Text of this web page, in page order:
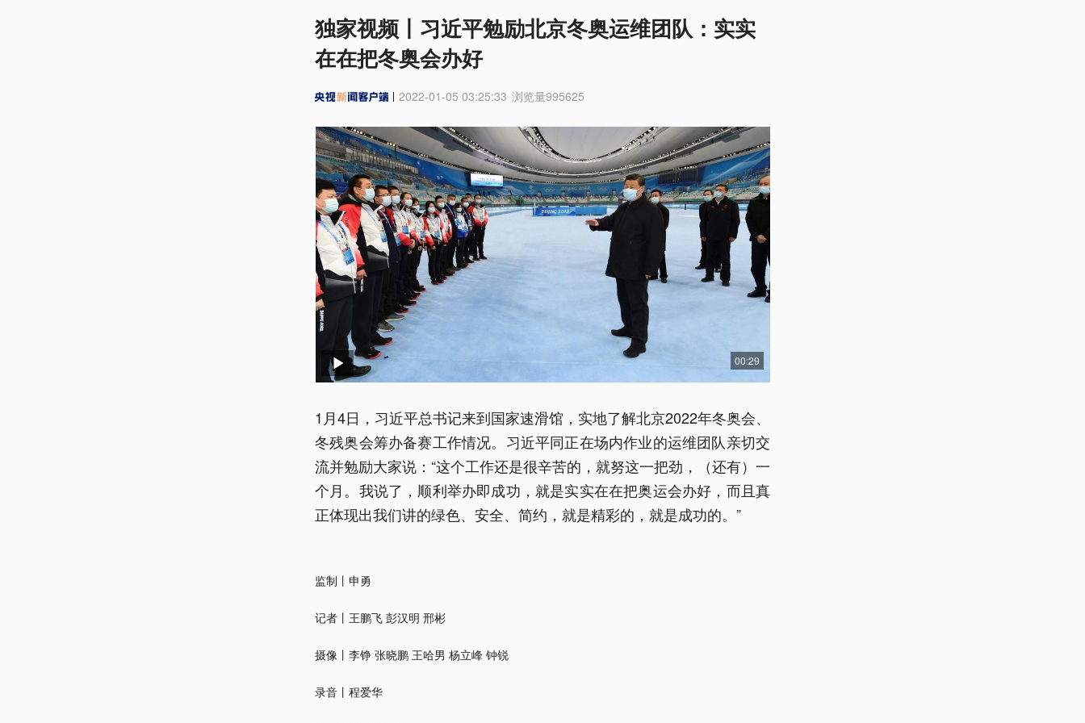
独家视频丨习近平勉励北京冬奥运维团队：实实
在在把冬奥会办好
2022-01-05 03:25:33 浏览量995625
00:29
1月4日，习近平总书记来到国家速滑馆，实地了解北京2022年冬奥会、
冬残奥会筹办备赛工作情况。习近平同正在场内作业的运维团队亲切交
流并勉励大家说：“这个工作还是很辛苦的，就努这一把劲，（还有）一
个月。我说了，顺利举办即成功，就是实实在在把奥运会办好，而且真
正体现出我们讲的绿色、安全、简约，就是精彩的，就是成功的。”
监制丨申勇
记者丨王鹏飞 彭汉明 邢彬
摄像丨李铮 张晓鹏 王哈男 杨立峰 钟锐
录音丨程爱华